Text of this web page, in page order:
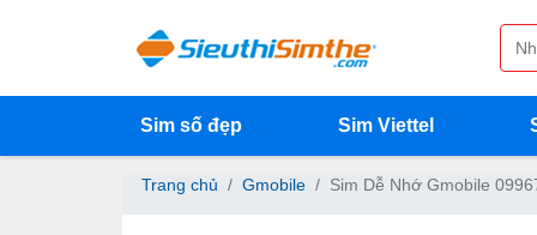
Sim số đẹp Sim Viettel
Trang chủ Gmobile Sim Dễ Nhớ Gmobile